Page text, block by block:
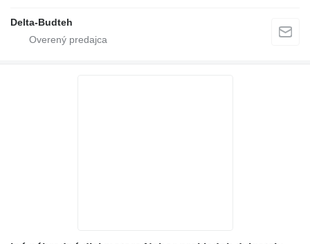
Delta-Budteh